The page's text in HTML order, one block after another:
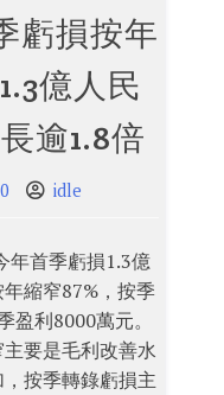
虧損按年
億人民
逾1.8倍
idle
年首季虧損1.3億
縮窄87%，按季
盈利8000萬元。
要是毛利改善水
按季轉錄虧損主